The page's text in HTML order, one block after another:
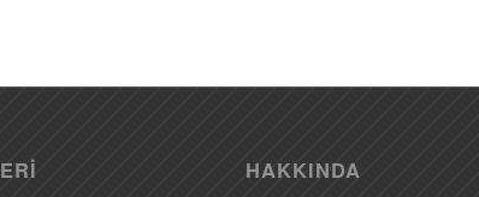
HAKKINDA